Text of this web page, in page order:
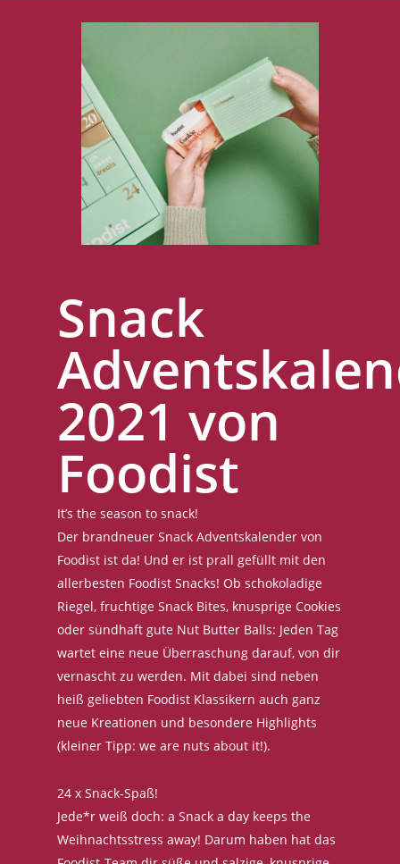
Snack
2021 von
Foodist
It’s the season to snack!
Der brandneuer Snack Adventskalender von
Foodist ist da! Und er ist prall gefüllt mit den
allerbesten Foodist Snacks! Ob schokoladige
Riegel, fruchtige Snack Bites, knusprige Cookies
oder sündhaft gute Nut Butter Balls: Jeden Tag
wartet eine neue Überraschung darauf, von dir
vernascht zu werden. Mit dabei sind neben
heiß geliebten Foodist Klassikern auch ganz
neue Kreationen und besondere Highlights
(kleiner Tipp: we are nuts about it!).
24 x Snack-Spaß!
Jede*r weiß doch: a Snack a day keeps the
Weihnachtsstress away! Darum haben hat das